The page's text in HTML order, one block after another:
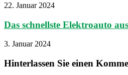
22. Januar 2024
Das schnellste Elektroauto
3. Januar 2024
Hinterlassen Sie einen